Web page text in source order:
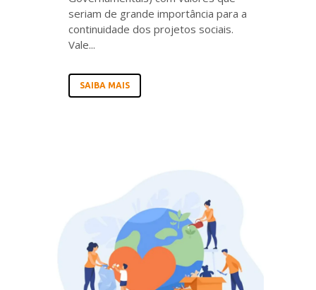
seriam de grande importância para a
continuidade dos projetos sociais.
Vale...
SAIBA MAIS